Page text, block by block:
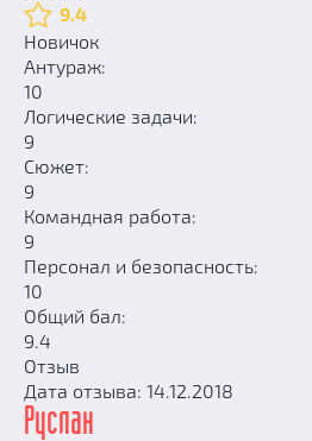
9.4
Новичок
Антураж:
10
Логические задачи:
9
Сюжет:
9
Командная работа:
9
Персонал и безопасность:
10
Общий бал:
9.4
Отзыв
Дата отзыва: 14.12.2018
Руслан